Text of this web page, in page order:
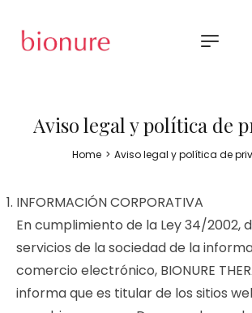
Aviso legal y política de
Home > Aviso legal y política de
INFORMACIÓN CORPORATIVA
En cumplimiento de la Ley 34/2002,
servicios de la sociedad de la
comercio electrónico, BIONURE
informa que es titular de los sitios